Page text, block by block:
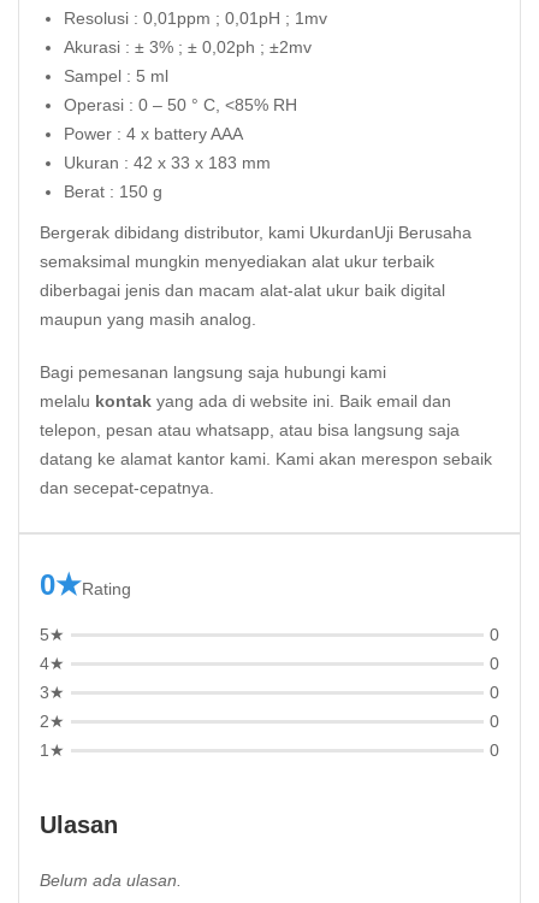
Resolusi : 0,01ppm ; 0,01pH ; 1mv
Akurasi : ± 3% ; ± 0,02ph ; ±2mv
Sampel : 5 ml
Operasi : 0 – 50 ° C, <85% RH
Power : 4 x battery AAA
Ukuran : 42 x 33 x 183 mm
Berat : 150 g
Bergerak dibidang distributor, kami UkurdanUji Berusaha
semaksimal mungkin menyediakan alat ukur terbaik
diberbagai jenis dan macam alat-alat ukur baik digital
maupun yang masih analog.
Bagi pemesanan langsung saja hubungi kami
melalu kontak yang ada di website ini. Baik email dan
telepon, pesan atau whatsapp, atau bisa langsung saja
datang ke alamat kantor kami. Kami akan merespon sebaik
dan secepat-cepatnya.
0★Rating
5★
0
4★
0
3★
0
2★
0
1★
0
Ulasan
Belum ada ulasan.